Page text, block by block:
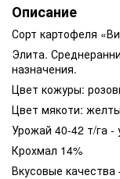
Описание
Сорт картофеля
Элита.
назначения.
Цвет кожуры:
Цвет мякоти:
Урожай 40-42 т/га -
Крохмал 14%
Вкусовые